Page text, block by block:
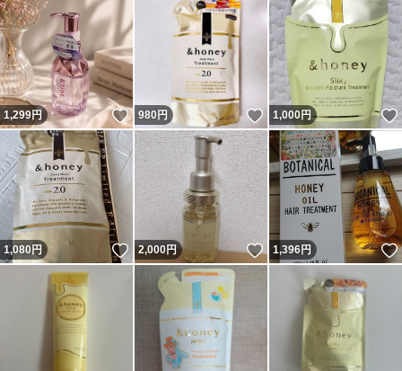
1,299円 いいね！
980円 いいね！
1,000円
1,080円 いいね！
2,000円 いいね！
1,396円